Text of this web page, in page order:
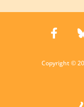
Copyright ©